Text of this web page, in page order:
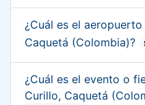
¿Cuál es el
Caquetá (Colombia)?
¿Cuál es el evento o
Curillo, Caquetá